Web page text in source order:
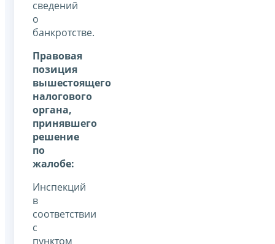
сведений
о
банкротстве.
Правовая
позиция
вышестоящего
налогового
органа,
принявшего
решение
по
жалобе:
Инспекций
в
соответствии
с
пунктом